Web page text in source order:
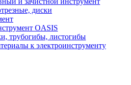
диски
OASIS
трубогибы, листогибы
к электроинструменту